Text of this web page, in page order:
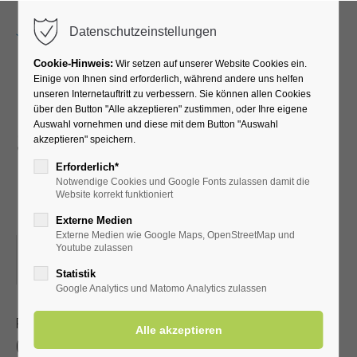
Radwanderung mit dem
SGV -Ins Paderborner
Land- zwischendurch
Einkehr
06.06.2026, 13:30–18:00
ORT: TREFFPUNKT MARKTPLATZ IN ERWITTE
Radwanderung mit dem Sauerländischen Gebirgsverein
(Streckenlänge 35-50 km)
Datenschutzeinstellungen
Cookie-Hinweis: Wir setzen auf unserer Website Cookies ein.
Einige von Ihnen sind erforderlich, während andere uns helfen
unseren Internetauftritt zu verbessern. Sie können allen Cookies
über den Button "Alle akzeptieren" zustimmen, oder Ihre eigene
Auswahl vornehmen und diese mit dem Button "Auswahl
akzeptieren" speichern.
Erforderlich*
Notwendige Cookies und Google Fonts zulassen damit die
Website korrekt funktioniert
Externe Medien
Externe Medien wie Google Maps, OpenStreetMap und
Youtube zulassen
Statistik
Google Analytics und Matomo Analytics zulassen